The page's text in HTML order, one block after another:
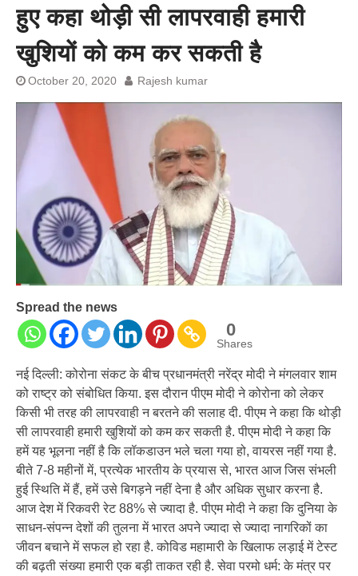
बेल बॉन्ड
हुए कहा थोड़ी सी लापरवाही हमारी
खुशियों को कम कर सकती है
October 20, 2020 Rajesh kumar
Spread the news
0
Shares
नई दिल्ली: कोरोना संकट के बीच प्रधानमंत्री नरेंद्र मोदी ने मंगलवार शाम
को राष्ट्र को संबोधित किया. इस दौरान पीएम मोदी ने कोरोना को लेकर
किसी भी तरह की लापरवाही न बरतने की सलाह दी. पीएम ने कहा कि थोड़ी
सी लापरवाही हमारी खुशियों को कम कर सकती है. पीएम मोदी ने कहा कि
हमें यह भूलना नहीं है कि लॉकडाउन भले चला गया हो, वायरस नहीं गया है.
बीते 7-8 महीनों में, प्रत्येक भारतीय के प्रयास से, भारत आज जिस संभली
हुई स्थिति में हैं, हमें उसे बिगड़ने नहीं देना है और अधिक सुधार करना है.
आज देश में रिकवरी रेट 88% से ज्यादा है. पीएम मोदी ने कहा कि दुनिया के
साधन-संपन्न देशों की तुलना में भारत अपने ज्यादा से ज्यादा नागरिकों का
जीवन बचाने में सफल हो रहा है. कोविड महामारी के खिलाफ लड़ाई में टेस्ट
की बढ़ती संख्या हमारी एक बड़ी ताकत रही है. सेवा परमो धर्म: के मंत्र पर